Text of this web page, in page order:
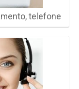
telefone